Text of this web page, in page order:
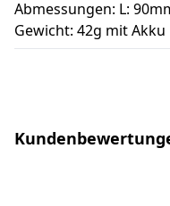
Abmessungen: L:
Gewicht: 42g mit Akku